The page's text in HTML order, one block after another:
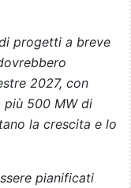
progetti a breve
2027, con
più 500 MW di
la crescita e lo
pianificati